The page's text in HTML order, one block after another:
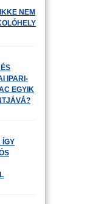
NEM
IPARI-
EGYIK
ÍGY